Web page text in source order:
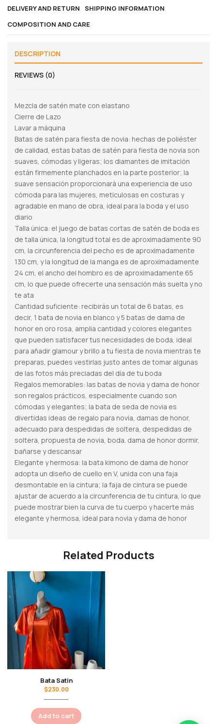
DELIVERY AND RETURN
SHIPPING INFORMATION
COMPOSITION AND CARE
DESCRIPTION
REVIEWS (0)
Mezcla de satén mate con elastano
Cierre de Lazo
Lavar a máquina
Batas de satén para fiesta de novia: hechas de poliéster
de calidad, estas batas de satén para fiesta de novia son
suaves, cómodas y ligeras; los diamantes de imitación
están firmemente planchados en la parte posterior; la
suave sensación proporcionará una experiencia de uso
cómoda para las mujeres, meticulosas en costuras y
agradable en mano de obra, ideal para la boda y el uso
diario
Talla única: el juego de batas cortas de satén de boda es
de talla única, la longitud total es de aproximadamente 90
cm, la circunferencia del pecho es de aproximadamente
130 cm, y la longitud de la manga es de aproximadamente
24 cm, el ancho del hombro es de aproximadamente 65
cm, lo que puede ofrecerte una sensación más suelta y no
te ata
Cantidad suficiente: recibirás un total de 6 batas, es
decir, 1 bata de novia en blanco y 5 batas de dama de
honor en oro rosa, amplia cantidad y colores elegantes
que pueden satisfacer tus necesidades de boda, ideal
para añadir glamour y brillo a tu fiesta de novia mientras te
preparas, puedes vestirlas justo antes de tomar algunas
de las fotos más preciadas del día de tu boda
Regalos memorables: las batas de novia y dama de honor
son regalos prácticos, especialmente cuando son
cómodas y elegantes; la bata de seda de novia es
divertidas ideas de regalo para novia, damas de honor,
adecuado para despedidas de soltera, despedidas de
soltera, propuesta de novia, boda. dama de honor dormir,
bañarse y descansar
Elegante y hermosa: la bata kimono de dama de honor
adopta un diseño de cuello en V, unida con una faja
desmontable en la cintura; la faja de cintura se puede
ajustar de acuerdo a la circunferencia de tu cintura, lo que
puede mostrar bien la curva de tu cuerpo y hacerte más
elegante y hermosa, ideal para novia y dama de honor
Related Products
Bata Satin
$230.00
Add to cart